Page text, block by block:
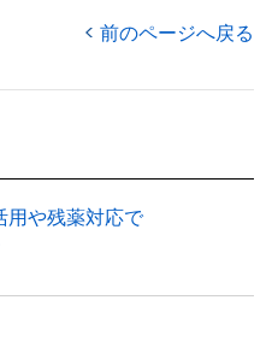
前のページへ戻る
用や残薬対応で